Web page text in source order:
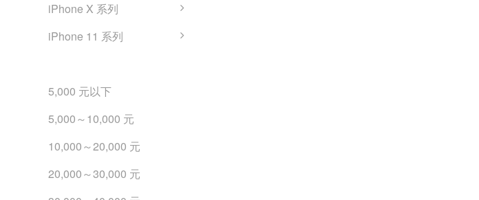
iPhone X 系列
iPhone 11 系列
5,000 元以下
5,000～10,000 元
10,000～20,000 元
20,000～30,000 元